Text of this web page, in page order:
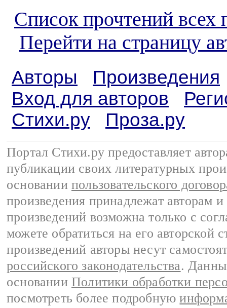
Список прочтений всех
Перейти на страницу
Авторы
Произведения
Вход для авторов
Стихи.ру
Проза.ру
Портал Стихи.ру предоставляет
публикации своих литературных
основании пользовательского
произведения принадлежат авторам
произведений возможна только с
можете обратиться на его авторской
произведений авторы несут
российского законодательства.
основании Политики обработки
посмотреть более подробную